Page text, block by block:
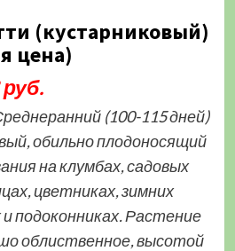
(кустарниковый)
цена)
(100-115 дней)
обильно плодоносящий
на клумбах, садовых
цветниках, зимних
и подоконниках. Растение
облиственное, высотой